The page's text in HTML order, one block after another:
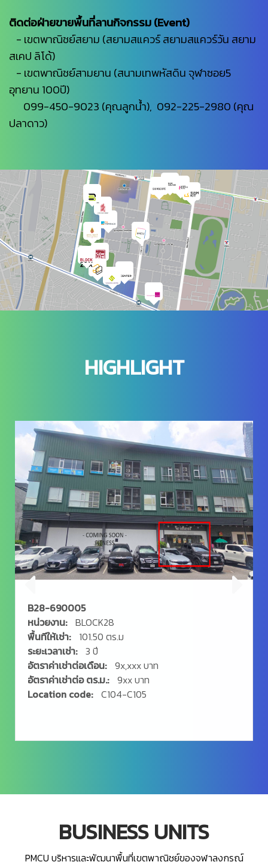
ติดต่อฝ่ายขายพื้นที่ลานกิจกรรม (Event)
- เขตพาณิชย์สยาม (สยามสแควร์ สยามสแควร์วัน สยาม
สเคป ลิโด้)
- เขตพาณิชย์สามยาน (สนามเทพหัสดิน จุฬาซอย5
อุทยาน 100ปี)
099-450-9023 (คุณลูกน้ำ), 092-225-2980 (คุณ
ปลาดาว)
HIGHLIGHT
B28-690005
หน่วยงาน: BLOCK28
พื้นทีให้เช่า:
101.50 ตร.ม
ระยะเวลาเช่า: 3 ปี
อัตราค่าเช่าต่อเดือน: 9x,xxx บาท
อัตราค่าเช่าต่อ ตร.ม.: 9xx บาท
Location code: C104-C105
BUSINESS UNITS
PMCU บริหารและพัฒนาพื้นที่เขตพาณิชย์ของจุฬาลงกรณ์